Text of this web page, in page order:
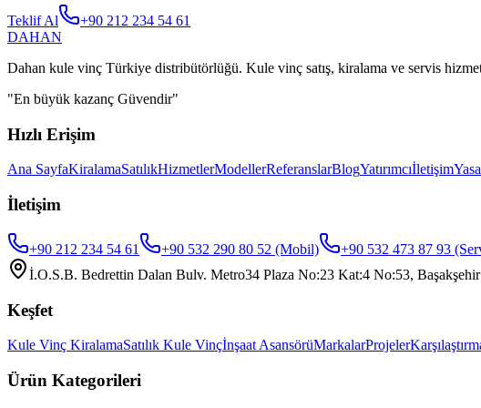
Teklif Al
+90 212 234 54 61
DAHAN
Dahan kule vinç Türkiye distribütörlüğü. Kule vinç satış, kiralama ve servis
"En büyük kazanç Güvendir"
Hızlı Erişim
Ana SayfaKiralamaSatılıkHizmetlerModellerReferanslarBlogYatırımcıİletişim
İletişim
+90 212 234 54 61 +90 532 290 80 52 (Mobil) +90 532 473 87 93
İ.O.S.B. Bedrettin Dalan Bulv. Metro34 Plaza No:23 Kat:4 No:53,
Keşfet
Kule Vinç KiralamaSatılık Kule Vinçİnşaat AsansörüMarkalarProjeler
Ürün Kategorileri